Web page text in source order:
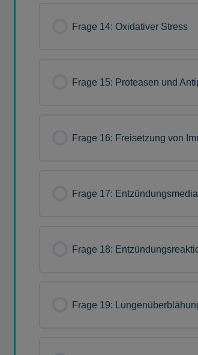
Frage 14: Oxidativer Stress
Frage 15: Proteasen und
Frage 16: Freisetzung von
Frage 17:
Frage 18:
Frage 19: